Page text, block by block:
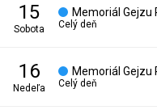
15
sobota
Memoriál Gejzu
Celý deň
16
nedeľa
Memoriál Gejzu
Celý deň